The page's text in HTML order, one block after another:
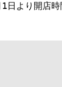
日より開店時